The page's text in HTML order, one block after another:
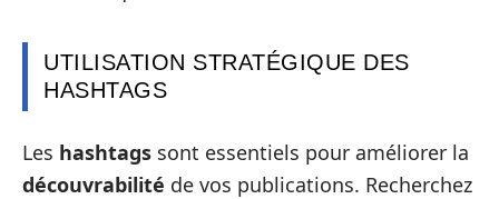
UTILISATION STRATÉGIQUE DES
HASHTAGS
Les hashtags sont essentiels pour améliorer la
découvrabilité de vos publications. Recherchez